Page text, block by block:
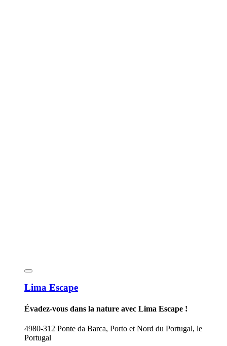
Lima Escape
Évadez-vous dans la nature avec Lima Escape !
4980-312 Ponte da Barca, Porto et Nord du Portugal, le
Portugal